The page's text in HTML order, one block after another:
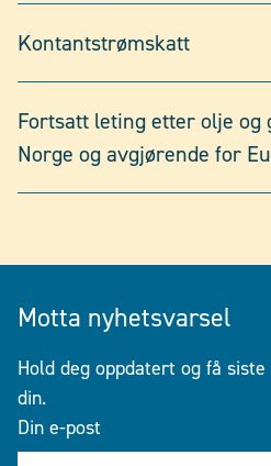
Kontantstrømskatt
Fortsatt leting etter olje og
Norge og avgjørende for
Motta nyhetsvarsel
Hold deg oppdatert og få
din.
Din e-post